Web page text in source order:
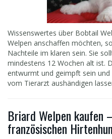
Wissenswertes über Bobtail
Welpen anschaffen möchten,
Nachteile im klaren sein. Sie
mindestens 12 Wochen alt ist.
entwurmt und geimpft sein
vom Tierarzt aushändigen
Briard Welpen kaufen
französischen